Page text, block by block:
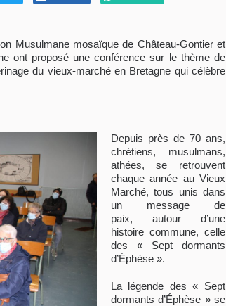
Musulmane mosaïque de Château-Gontier et
ont proposé une conférence sur le thème de
du vieux-marché en Bretagne qui célèbre
Depuis près de 70 ans,
chrétiens, musulmans,
athées, se retrouvent
chaque année au Vieux
Marché, tous unis dans
un message de
paix, autour d’une
histoire commune, celle
des « Sept dormants
d’Éphèse ».
La légende des « Sept
dormants d’Éphèse » se